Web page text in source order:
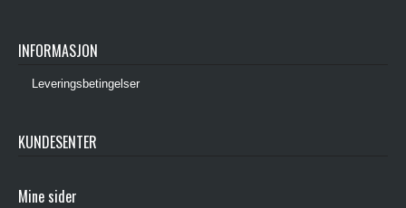
INFORMASJON
Leveringsbetingelser
KUNDESENTER
Mine sider